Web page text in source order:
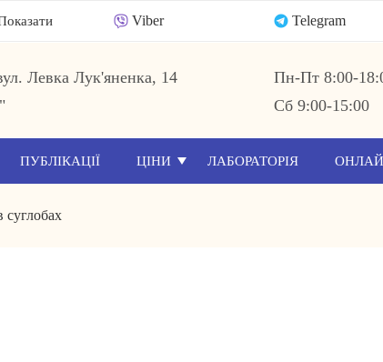
Viber Telegram
Левка Лук'яненка, 14
Пн-Пт 8:00-
Сб 9:00-15:00
ПУБЛІКАЦІЇ ЦІНИ ЛАБОРАТОРІЯ
суглобах